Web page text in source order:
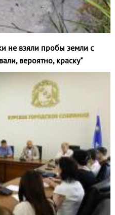
не взяли пробы земли с
вероятно, краску"